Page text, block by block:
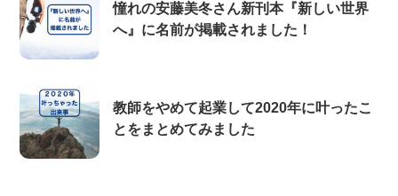
憧れの安藤美冬さん新刊本『新しい世界
へ』に名前が掲載されました！
教師をやめて起業して2020年に叶ったこ
とをまとめてみました